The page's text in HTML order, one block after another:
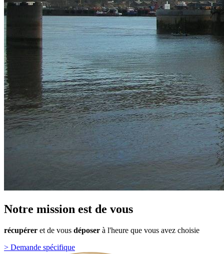
Notre mission est de vous
récupérer et de vous déposer à l'heure que vous avez choisie
> Demande spécifique